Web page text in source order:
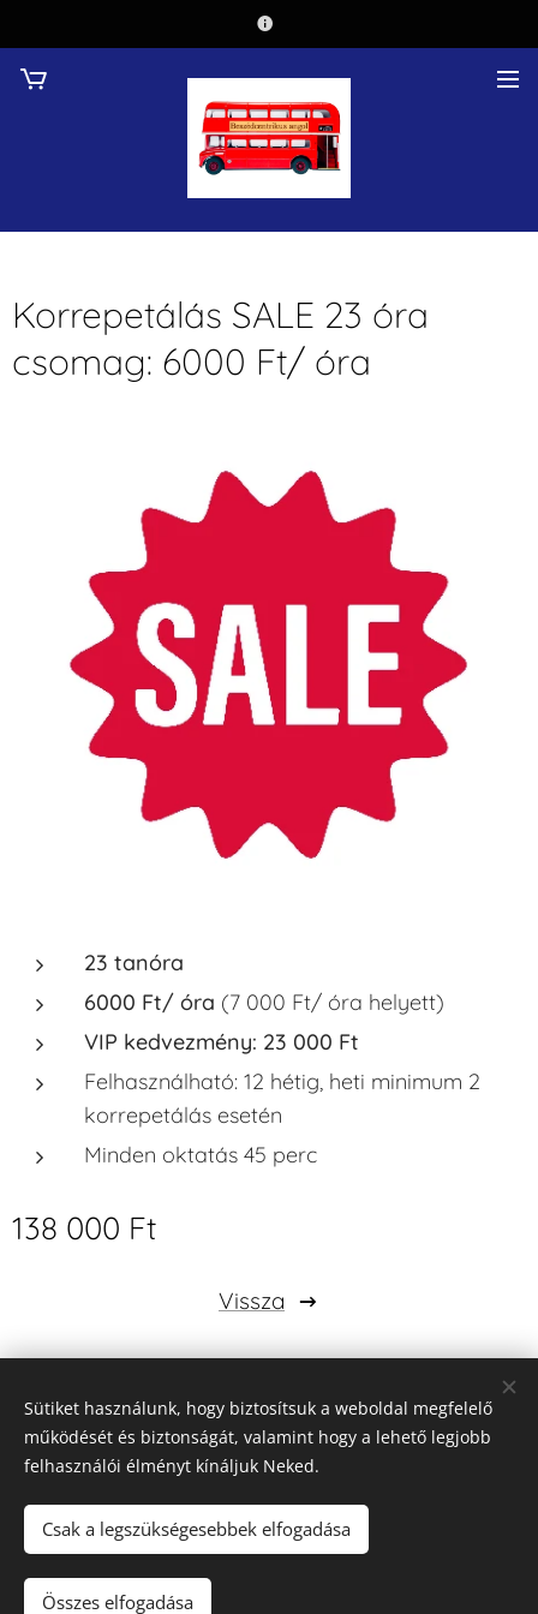
Korrepetálás SALE 23 óra
csomag: 6000 Ft/ óra
23 tanóra
6000 Ft/ óra (7 000 Ft/ óra helyett)
VIP kedvezmény: 23 000 Ft
Felhasználható: 12 hétig, heti minimum 2
korrepetálás esetén
Minden oktatás 45 perc
138 000 Ft
Vissza
ÁSZF
Adatkezelési tájékoztató
Sütik
Sütiket használunk, hogy biztosítsuk a weboldal megfelelő
működését és biztonságát, valamint hogy a lehető legjobb
felhasználói élményt kínáljuk Neked.
Csak a legszükségesebbek elfogadása
Összes elfogadása